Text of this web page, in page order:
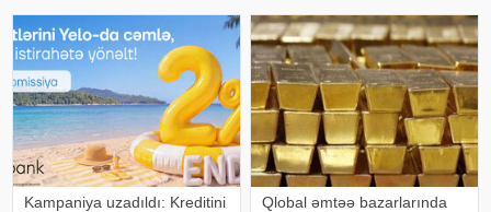
çıxışlarını davam etdiriblər. xəbər
verir ki, bu dövrdə gənc
paralimpiyaçıla
isə girov təminatıdır. Xüsusilə
yüksək məbləğli kreditlər zamanı
bankla
Kampaniya uzadıldı: Kreditini
Qlobal əmtəə bazarlarında